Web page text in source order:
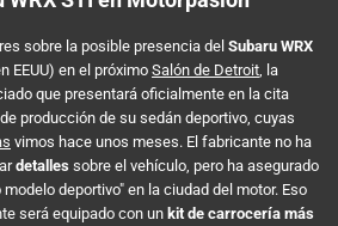
sobre la posible presencia del Subaru WRX
EEUU) en el próximo Salón de Detroit , la
que presentará oficialmente en la cita
producción de su sedán deportivo, cuyas
vimos hace unos meses. El fabricante no ha
detalles sobre el vehículo, pero ha asegurado
deportivo" en la ciudad del motor. Eso
será equipado con un kit de carrocería más